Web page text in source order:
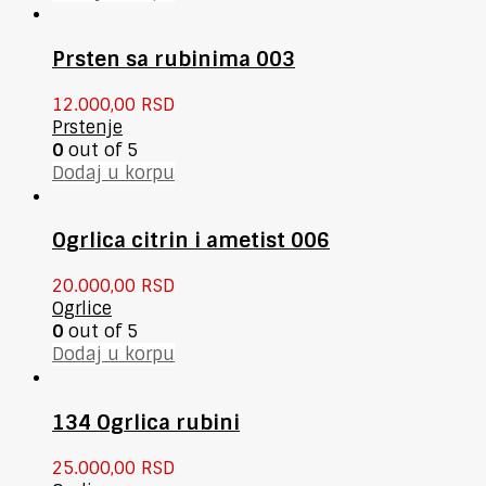
Prsten sa rubinima 003
12.000,00 RSD
Prstenje
0 out of 5
Dodaj u korpu
Ogrlica citrin i ametist 006
20.000,00 RSD
Ogrlice
0 out of 5
Dodaj u korpu
134 Ogrlica rubini
25.000,00 RSD